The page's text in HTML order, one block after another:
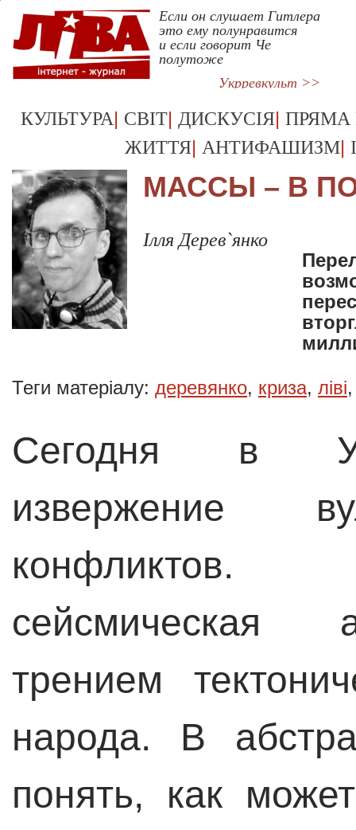
Если он слушает Гитлера
это ему полунравится
и если говорит Че
полутоже
Укрревкульт >>
КУЛЬТУРА| СВІТ| ДИСКУСІЯ| ПРЯМА
ЖИТТЯ| АНТИФАШИЗМ|
МАССЫ – В
Ілля Дерев`янко
Теги матеріалу: деревянко, криза, ліві
Сегодня в
извержение
сейсмическая
трением
народа. В
понять, как